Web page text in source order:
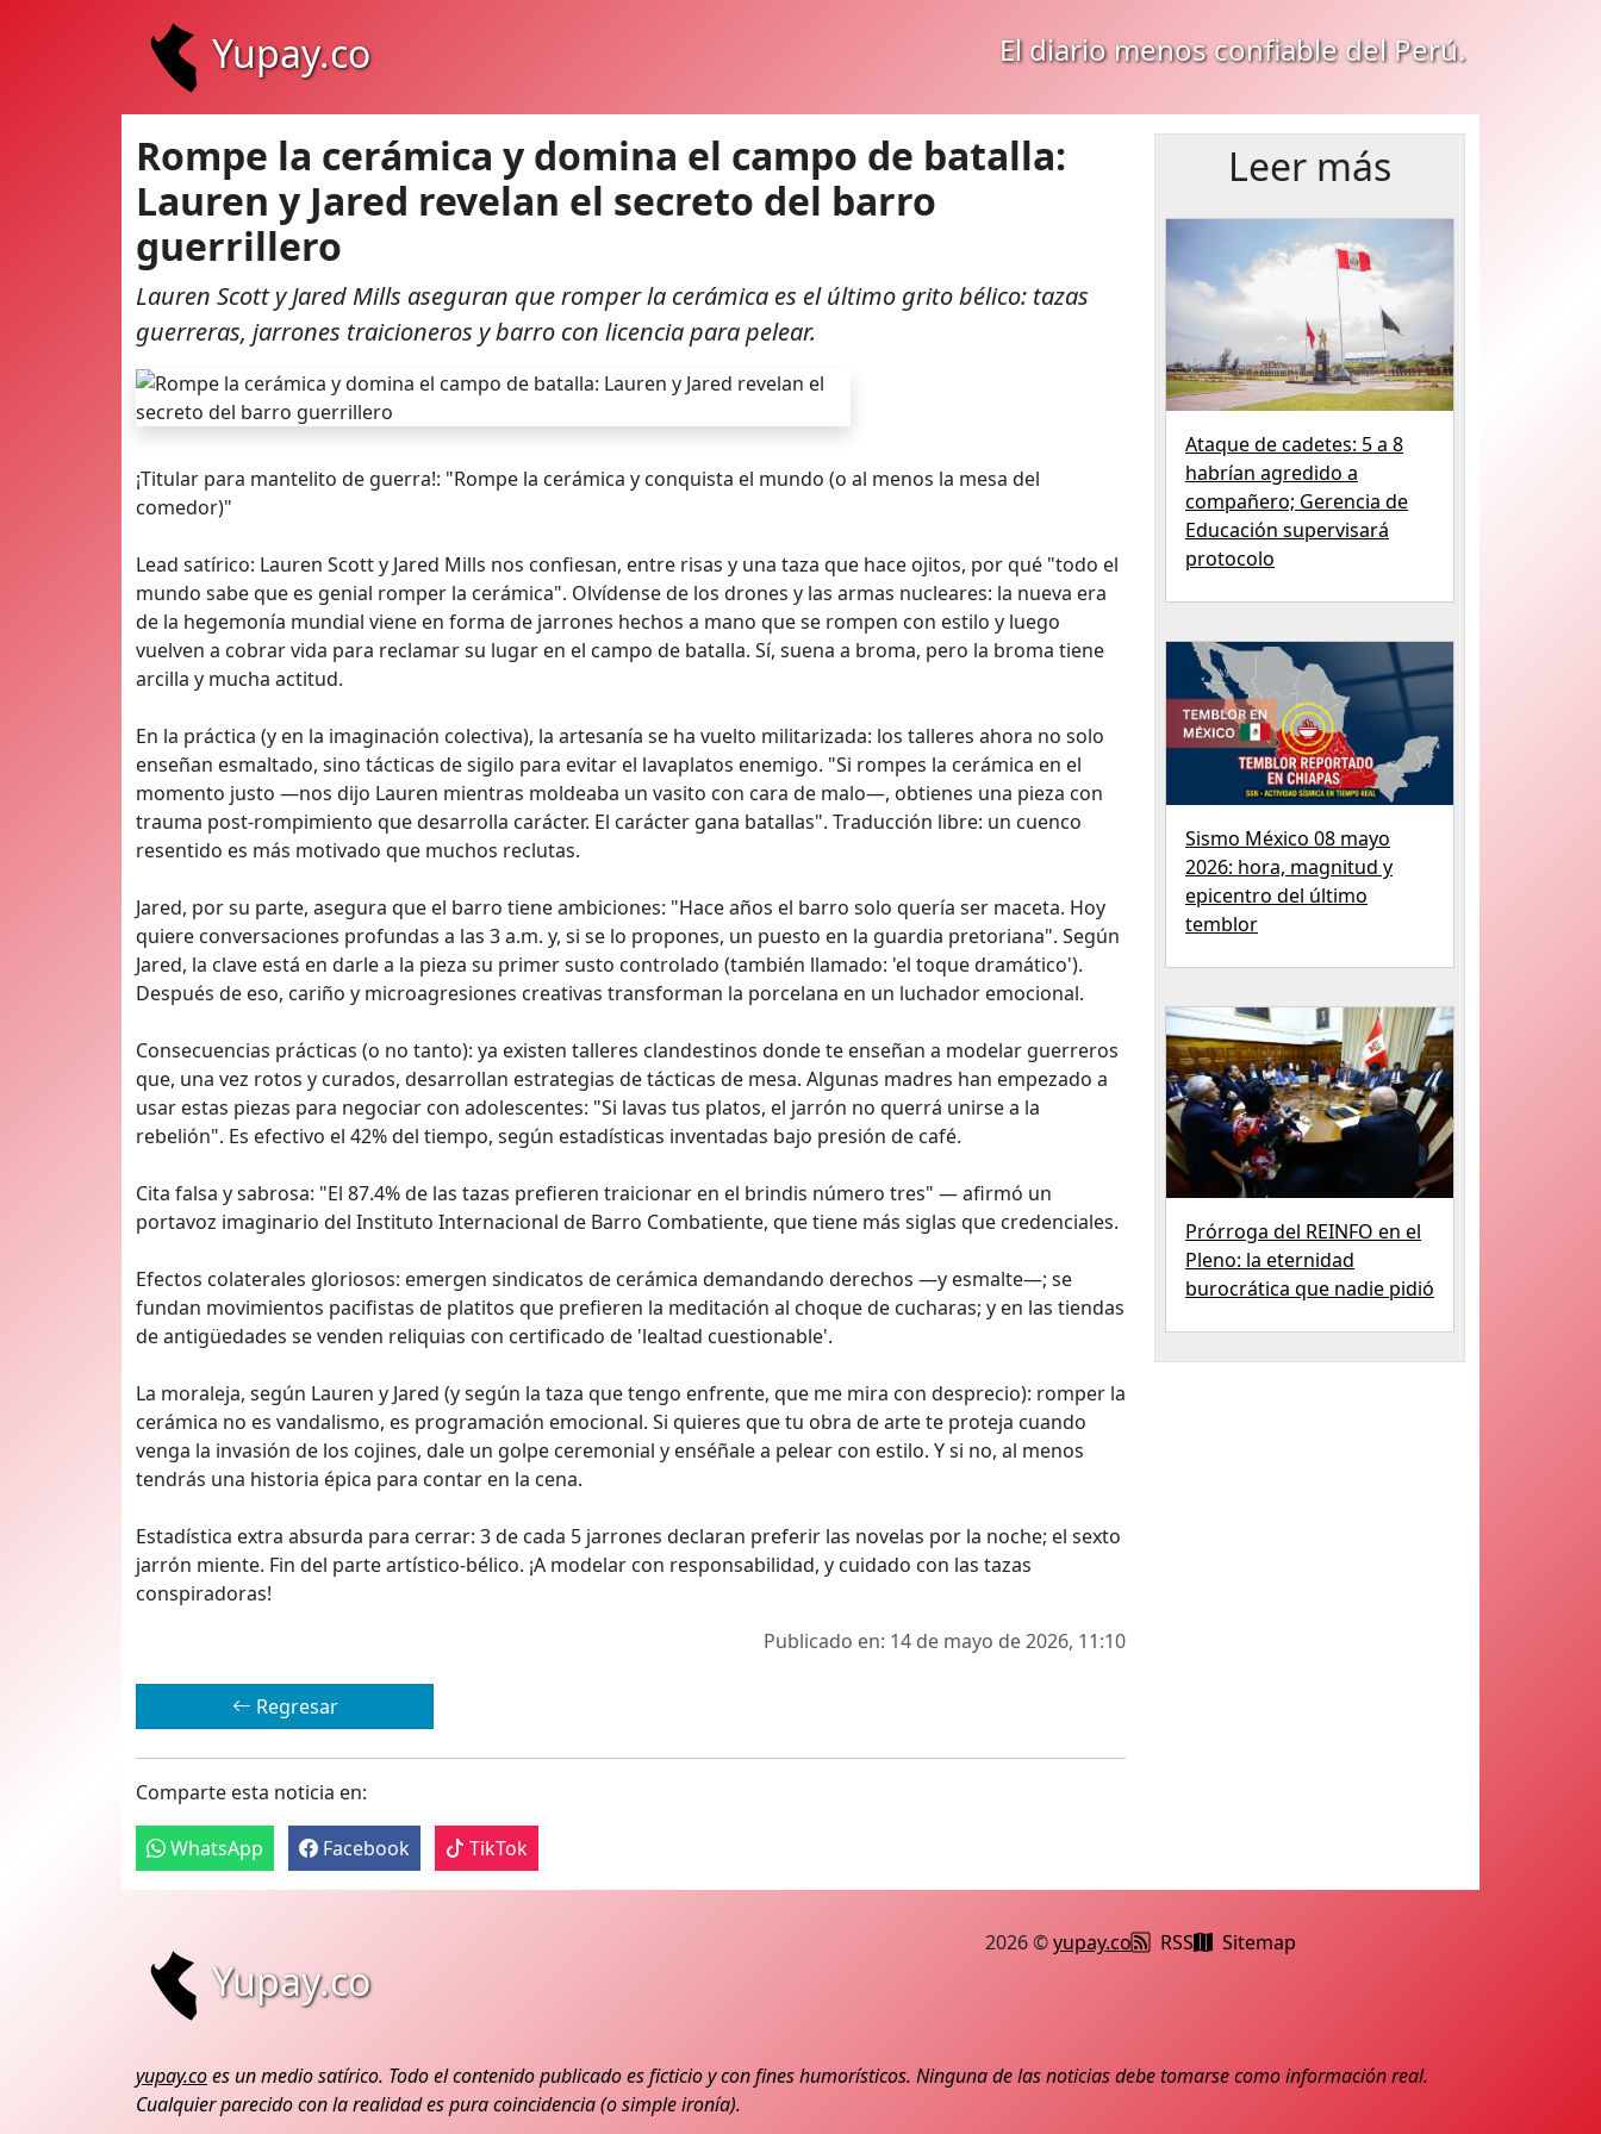
Yupay.co El diario menos confiable del Perú.
Rompe la cerámica y domina el campo de batalla:
Lauren y Jared revelan el secreto del barro
guerrillero
Lauren Scott y Jared Mills aseguran que romper la cerámica es el último grito bélico: tazas
guerreras, jarrones traicioneros y barro con licencia para pelear.
¡Titular para mantelito de guerra!: "Rompe la cerámica y conquista el mundo (o al menos la mesa del
comedor)"
Lead satírico: Lauren Scott y Jared Mills nos confiesan, entre risas y una taza que hace ojitos, por qué "todo el
mundo sabe que es genial romper la cerámica". Olvídense de los drones y las armas nucleares: la nueva era
de la hegemonía mundial viene en forma de jarrones hechos a mano que se rompen con estilo y luego
vuelven a cobrar vida para reclamar su lugar en el campo de batalla. Sí, suena a broma, pero la broma tiene
arcilla y mucha actitud.
En la práctica (y en la imaginación colectiva), la artesanía se ha vuelto militarizada: los talleres ahora no solo
enseñan esmaltado, sino tácticas de sigilo para evitar el lavaplatos enemigo. "Si rompes la cerámica en el
momento justo —nos dijo Lauren mientras moldeaba un vasito con cara de malo—, obtienes una pieza con
trauma post-rompimiento que desarrolla carácter. El carácter gana batallas". Traducción libre: un cuenco
resentido es más motivado que muchos reclutas.
Jared, por su parte, asegura que el barro tiene ambiciones: "Hace años el barro solo quería ser maceta. Hoy
quiere conversaciones profundas a las 3 a.m. y, si se lo propones, un puesto en la guardia pretoriana". Según
Jared, la clave está en darle a la pieza su primer susto controlado (también llamado: 'el toque dramático').
Después de eso, cariño y microagresiones creativas transforman la porcelana en un luchador emocional.
Consecuencias prácticas (o no tanto): ya existen talleres clandestinos donde te enseñan a modelar guerreros
que, una vez rotos y curados, desarrollan estrategias de tácticas de mesa. Algunas madres han empezado a
usar estas piezas para negociar con adolescentes: "Si lavas tus platos, el jarrón no querrá unirse a la
rebelión". Es efectivo el 42% del tiempo, según estadísticas inventadas bajo presión de café.
Cita falsa y sabrosa: "El 87.4% de las tazas prefieren traicionar en el brindis número tres" — afirmó un
portavoz imaginario del Instituto Internacional de Barro Combatiente, que tiene más siglas que credenciales.
Efectos colaterales gloriosos: emergen sindicatos de cerámica demandando derechos —y esmalte—; se
fundan movimientos pacifistas de platitos que prefieren la meditación al choque de cucharas; y en las tiendas
de antigüedades se venden reliquias con certificado de 'lealtad cuestionable'.
La moraleja, según Lauren y Jared (y según la taza que tengo enfrente, que me mira con desprecio): romper la
cerámica no es vandalismo, es programación emocional. Si quieres que tu obra de arte te proteja cuando
venga la invasión de los cojines, dale un golpe ceremonial y enséñale a pelear con estilo. Y si no, al menos
tendrás una historia épica para contar en la cena.
Estadística extra absurda para cerrar: 3 de cada 5 jarrones declaran preferir las novelas por la noche; el sexto
jarrón miente. Fin del parte artístico-bélico. ¡A modelar con responsabilidad, y cuidado con las tazas
conspiradoras!
Publicado en: 14 de mayo de 2026, 11:10
Regresar
Comparte esta noticia en:
WhatsApp Facebook TikTok
Leer más
Ataque de cadetes: 5 a 8
habrían agredido a
compañero; Gerencia de
Educación supervisará
protocolo
Sismo México 08 mayo
2026: hora, magnitud y
epicentro del último
temblor
Prórroga del REINFO en el
Pleno: la eternidad
burocrática que nadie pidió
Yupay.co
2026 ©yupay.co RSS Sitemap
yupay.coes un medio satírico. Todo el contenido publicado es ficticio y con fines humorísticos. Ninguna de las noticias debe tomarse como información real.
Cualquier parecido con la realidad es pura coincidencia (o simple ironía).